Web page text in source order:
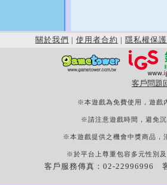
關於我們 | 使用者合約 | 隱私權保護
客戶問題
※本遊戲為免費使用，遊戲
※請注意遊戲時間，避免
※本遊戲提供之機會中獎商品，
※於平台上尊重包容多元性別
客戶服務傳真：02-22996996